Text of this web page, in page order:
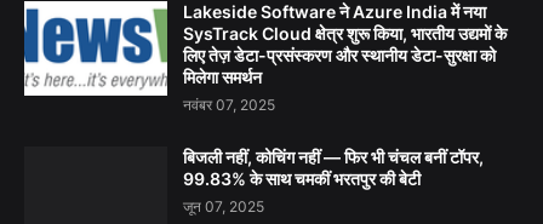
Lakeside Software ने Azure India में नया
SysTrack Cloud क्षेत्र शुरू किया, भारतीय उद्यमों के
लिए तेज़ डेटा-प्रसंस्करण और स्थानीय डेटा-सुरक्षा को
मिलेगा समर्थन
नवंबर 07, 2025
बिजली नहीं, कोचिंग नहीं — फिर भी चंचल बनीं टॉपर,
99.83% के साथ चमकीं भरतपुर की बेटी
जून 07, 2025